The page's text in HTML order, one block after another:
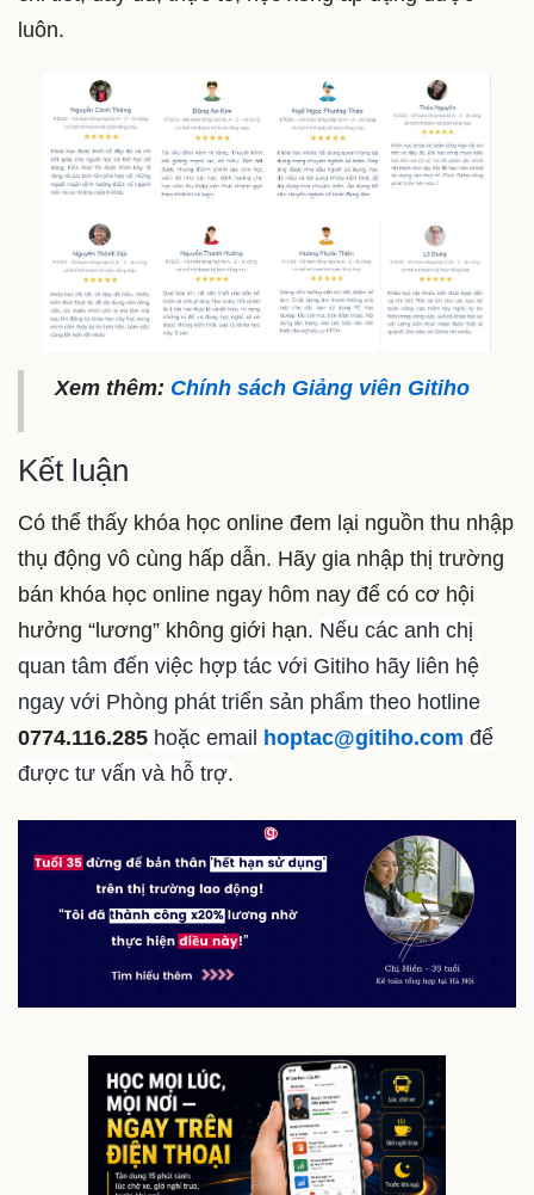
luôn.
Xem thêm: Chính sách Giảng viên Gitiho
Kết luận
Có thể thấy khóa học online đem lại nguồn thu nhập
thụ động vô cùng hấp dẫn. Hãy gia nhập thị trường
bán khóa học online ngay hôm nay để có cơ hội
hưởng “lương” không giới hạn. Nếu các anh chị
quan tâm đến việc hợp tác với Gitiho hãy liên hệ
ngay với Phòng phát triển sản phẩm theo hotline
0774.116.285 hoặc email hoptac@gitiho.com để
được tư vấn và hỗ trợ.